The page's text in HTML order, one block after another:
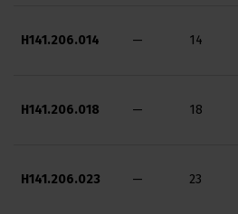
H141.206.014 — 14
H141.206.018 — 18
H141.206.023 — 23